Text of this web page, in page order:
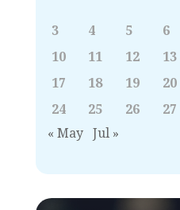
3
4 5 6
10
11 12 13
17
18 19 20
24
25 26 27
« May Jul »